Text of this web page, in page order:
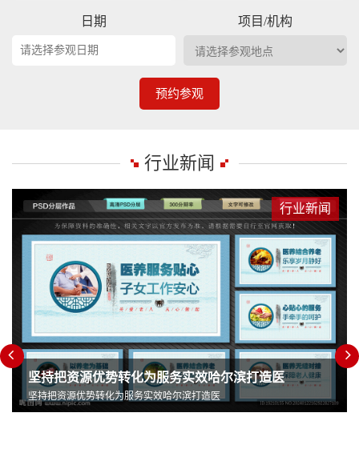
日期 项目/机构
预约参观
行业新闻
行业新闻
坚持把资源优势转化为服务实效哈尔滨打造医
坚持把资源优势转化为服务实效哈尔滨打造医